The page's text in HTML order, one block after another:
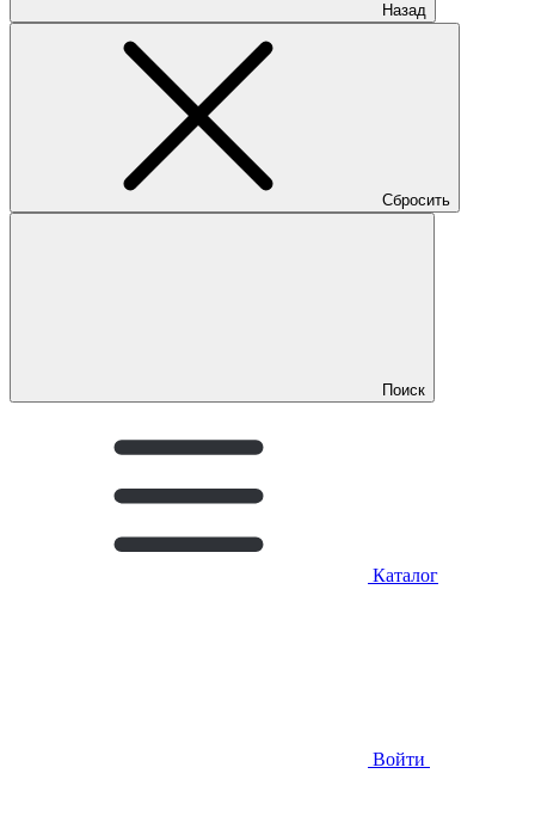
Назад
Сбросить
Поиск
Каталог
Войти